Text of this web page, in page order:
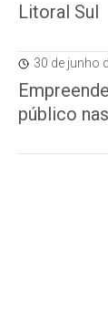
Litoral Sul
30 de junho
público